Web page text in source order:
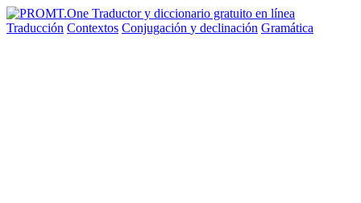
Traducción Contextos Conjugación y declinación Gramática